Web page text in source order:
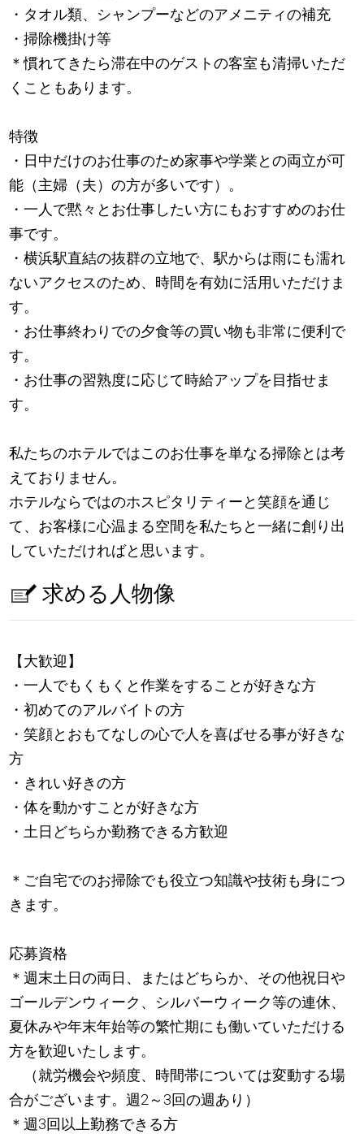
・タオル類、シャンプーなどのアメニティの補充
・掃除機掛け等
＊慣れてきたら滞在中のゲストの客室も清掃いただ
くこともあります。
特徴
・日中だけのお仕事のため家事や学業との両立が可
能（主婦（夫）の方が多いです）。
・一人で黙々とお仕事したい方にもおすすめのお仕
事です。
・横浜駅直結の抜群の立地で、駅からは雨にも濡れ
ないアクセスのため、時間を有効に活用いただけま
す。
・お仕事終わりでの夕食等の買い物も非常に便利で
す。
・お仕事の習熟度に応じて時給アップを目指せま
す。
私たちのホテルではこのお仕事を単なる掃除とは考
えておりません。
ホテルならではのホスピタリティーと笑顔を通じ
て、お客様に心温まる空間を私たちと一緒に創り出
していただければと思います。
求める人物像
【大歓迎】
・一人でもくもくと作業をすることが好きな方
・初めてのアルバイトの方
・笑顔とおもてなしの心で人を喜ばせる事が好きな
方
・きれい好きの方
・体を動かすことが好きな方
・土日どちらか勤務できる方歓迎
＊ご自宅でのお掃除でも役立つ知識や技術も身につ
きます。
応募資格
＊週末土日の両日、またはどちらか、その他祝日や
ゴールデンウィーク、シルバーウィーク等の連休、
夏休みや年末年始等の繁忙期にも働いていただける
方を歓迎いたします。
（就労機会や頻度、時間帯については変動する場
合がございます。週2～3回の週あり）
＊週3回以上勤務できる方